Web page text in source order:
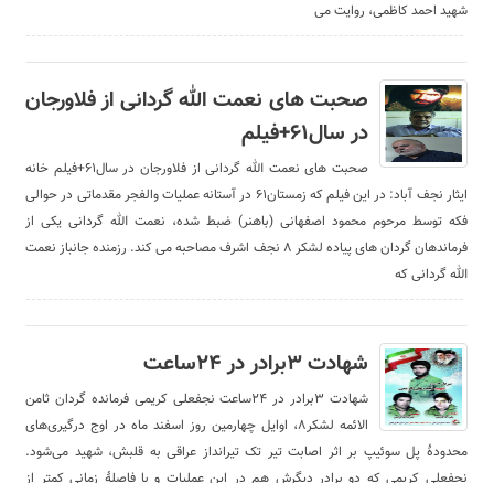
شهید احمد کاظمی، روایت می
صحبت های نعمت الله گردانی از فلاورجان
در سال۶۱+فیلم
صحبت های نعمت الله گردانی از فلاورجان در سال۶۱+فیلم خانه
ایثار نجف آباد: در این فیلم که زمستان۶۱ در آستانه عملیات والفجر مقدماتی در حوالی
فکه توسط مرحوم محمود اصفهانی (باهنر) ضبط شده، نعمت الله گردانی یکی از
فرماندهان گردان های پیاده لشکر ۸ نجف اشرف مصاحبه می کند. رزمنده جانباز نعمت
الله گردانی که
شهادت ۳برادر در ۲۴ساعت
شهادت ۳برادر در ۲۴ساعت نجفعلی کریمی فرمانده گردان‌ ثامن
الائمه لشکر۸، اوایل چهارمین روز اسفند ماه در اوج درگیری‌های
محدودۀ پل سوئیپ بر اثر اصابت تیر تک تیرانداز عراقی به قلبش، شهید می‌شود.
نجفعلی کریمی که دو برادر دیگرش هم در این عملیات و با فاصلۀ زمانی کمتر از